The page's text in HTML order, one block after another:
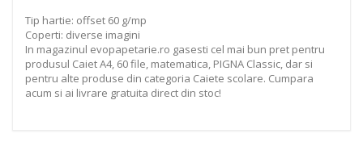
Tip hartie: offset 60 g/mp
Coperti: diverse imagini
In magazinul evopapetarie.ro gasesti cel mai bun pret pentru
produsul Caiet A4, 60 file, matematica, PIGNA Classic, dar si
pentru alte produse din categoria Caiete scolare. Cumpara
acum si ai livrare gratuita direct din stoc!